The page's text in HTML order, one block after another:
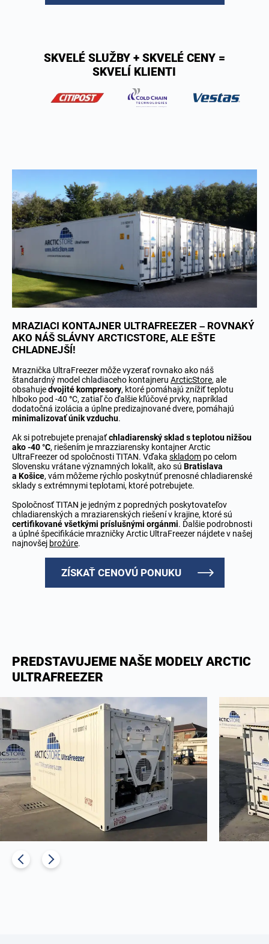
SKVELÉ SLUŽBY + SKVELÉ CENY =
SKVELÍ KLIENTI
MRAZIACI KONTAJNER ULTRAFREEZER – ROVNAKÝ
AKO NÁŠ SLÁVNY ARCTICSTORE, ALE EŠTE
CHLADNEJŠÍ!
Mraznička UltraFreezer môže vyzerať rovnako ako náš
štandardný model chladiaceho kontajneru ArcticStore, ale
obsahujedvojité kompresory, ktoré pomáhajú znížiť teplotu
hlboko pod -40 °C, zatiaľ čo ďalšie kľúčové prvky, napríklad
dodatočná izolácia a úplne predizajnované dvere, pomáhajú
minimalizovať únik vzduchu.
Ak si potrebujete prenajaťchladiarenský sklad s teplotou nižšou
ako -40 °C, riešením je mrazziarensky kontajner Arctic
UltraFreezer od spoločnosti TITAN. Vďaka skladom po celom
Slovensku vrátane významných lokalít, ako sú Bratislava
a Košice, vám môžeme rýchlo poskytnúť prenosné chladiarenské
sklady s extrémnymi teplotami, ktoré potrebujete.
Spoločnosť TITAN je jedným z popredných poskytovateľov
chladiarenských a mraziarenských riešení v krajine, ktoré sú
certifikované všetkými príslušnými orgánmi. Ďalšie podrobnosti
a úplné špecifikácie mrazničky Arctic UltraFreezer nájdete v našej
najnovšej brožúre.
ZÍSKAŤ CENOVÚ PONUKU
PREDSTAVUJEME NAŠE MODELY ARCTIC
ULTRAFREEZER